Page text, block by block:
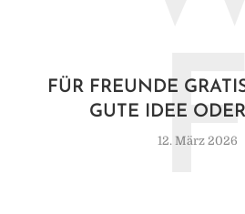
FÜR FREUNDE
GUTE IDEE
12. März 2026